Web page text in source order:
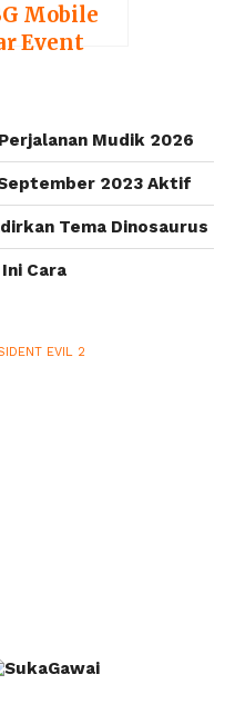
Mobile
Event
bagi Skin
Mudik 2026
September 2023 Aktif
Tema Dinosaurus
Cara
EVIL 2